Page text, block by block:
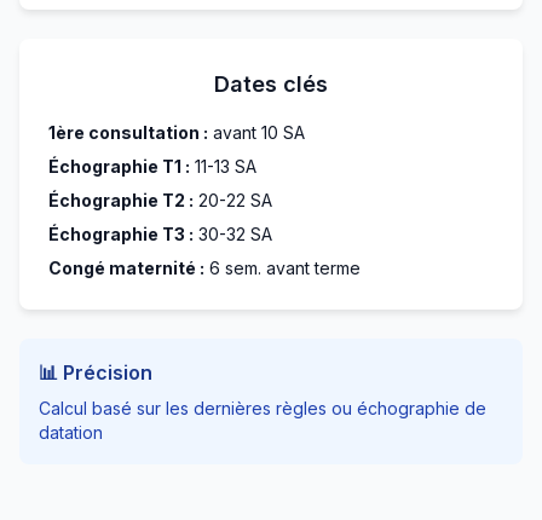
Dates clés
1ère consultation : avant 10 SA
Échographie T1 : 11-13 SA
Échographie T2 : 20-22 SA
Échographie T3 : 30-32 SA
Congé maternité : 6 sem. avant terme
📊 Précision
Calcul basé sur les dernières règles ou échographie de
datation